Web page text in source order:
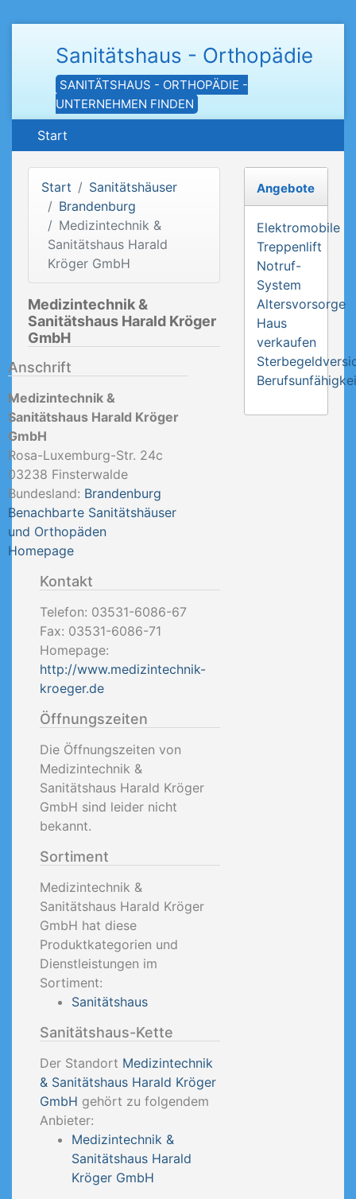
Sanitätshaus - Orthopädie
SANITÄTSHAUS - ORTHOPÄDIE -
UNTERNEHMEN FINDEN
Start
Start
Sanitätshäuser
Brandenburg
Medizintechnik &
Sanitätshaus Harald
Kröger GmbH
Medizintechnik &
Sanitätshaus Harald Kröger
GmbH
Anschrift
Medizintechnik &
Sanitätshaus Harald Kröger
GmbH
Rosa-Luxemburg-Str. 24c
03238 Finsterwalde
Bundesland: Brandenburg
Benachbarte Sanitätshäuser
und Orthopäden
Homepage
Kontakt
Telefon: 03531-6086-67
Fax: 03531-6086-71
Homepage:
http://www.medizintechnik-
kroeger.de
Öffnungszeiten
Die Öffnungszeiten von
Medizintechnik &
Sanitätshaus Harald Kröger
GmbH sind leider nicht
bekannt.
Sortiment
Medizintechnik &
Sanitätshaus Harald Kröger
GmbH hat diese
Produktkategorien und
Dienstleistungen im
Sortiment:
Sanitätshaus
Sanitätshaus-Kette
Der Standort Medizintechnik
& Sanitätshaus Harald Kröger
GmbH gehört zu folgendem
Anbieter:
Medizintechnik &
Sanitätshaus Harald
Kröger GmbH
Angebote
Elektromobile
Treppenlift
Notruf-
System
Altersvorsorge
Haus
verkaufen